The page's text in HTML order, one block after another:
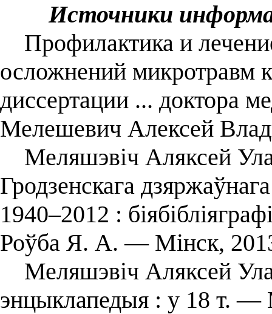
Источники
Профилактика и
осложнений микротравм
диссертации ... доктора
Мелешевич Алексей
Меляшэвіч Аляксей
Гродзенскага
1940–2012 :
Роўба Я. А. ― Мінск,
Меляшэвіч Аляксей
энцыклапедыя : у 18 т.